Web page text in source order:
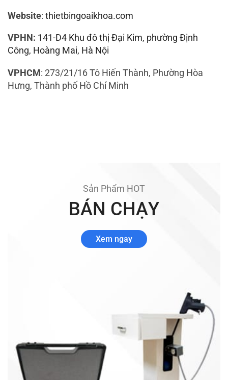
Website: thietbingoaikhoa.com
VPHN: 141-D4 Khu đô thị Đại Kim, phường Định
Công, Hoàng Mai, Hà Nội
VPHCM: 273/21/16 Tô Hiến Thành, Phường Hòa
Hưng, Thành phố Hồ Chí Minh
Sản Phẩm HOT
BÁN CHẠY
Xem ngay